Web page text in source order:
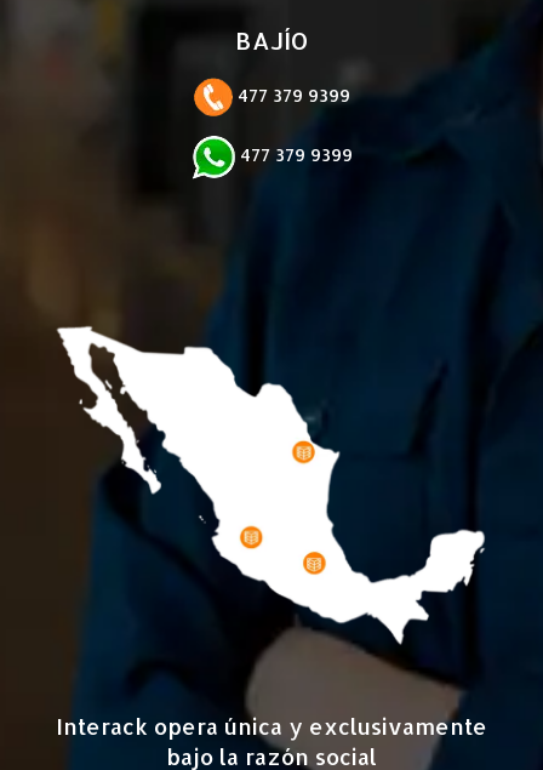
BAJÍO
477 379 9399
477 379 9399
Interack opera única y exclusivamente
bajo la razón social